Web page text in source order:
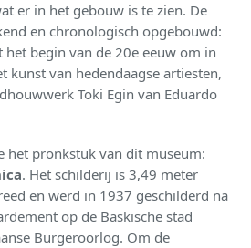
er in het gebouw is te zien. De
en chronologisch opgebouwd:
het begin van de 20e eeuw om in
kunst van hedendaagse artiesten,
Toki Egin van Eduardo
het pronkstuk van dit museum:
. Het schilderij is 3,49 meter
en werd in 1937 geschilderd na
op de Baskische stad
Burgeroorlog. Om de